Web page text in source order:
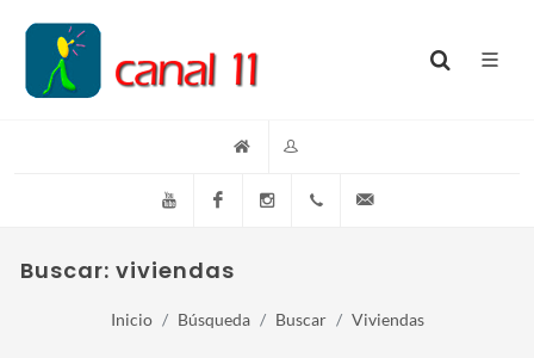
YouTube FacebookInstagram(+54)(9)3548-576073
Buscar: viviendas
Inicio Búsqueda Buscar Viviendas